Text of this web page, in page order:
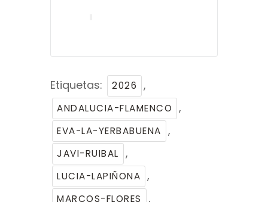
Etiquetas: 2026 ,
ANDALUCIA-FLAMENCO ,
EVA-LA-YERBABUENA ,
JAVI-RUIBAL ,
LUCIA-LAPIÑONA ,
MARCOS-FLORES ,